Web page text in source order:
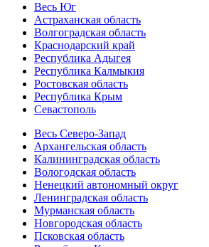
Весь Юг
Астраханская область
Волгоградская область
Краснодарский край
Республика Адыгея
Республика Калмыкия
Ростовская область
Республика Крым
Севастополь
Весь Северо-Запад
Архангельская область
Калининградская область
Вологодская область
Ненецкий автономный округ
Ленинградская область
Мурманская область
Новгородская область
Псковская область